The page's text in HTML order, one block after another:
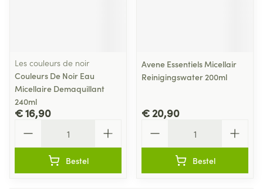
Les couleurs de noir
Couleurs De Noir Eau
Micellaire Demaquillant
240ml
€ 16,90
Bestel
Avene Essentiels Micellair
Reinigingswater 200ml
€ 20,90
Bestel